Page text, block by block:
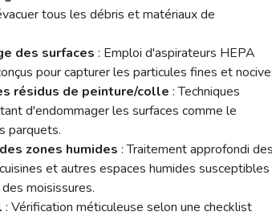
essentielles suivies par nos équipes
gravats: Utilisation d'un camion-benne certifié
tous les débris et matériaux de
des surfaces: Emploi d'aspirateurs HEPA
pour capturer les particules fines et nocives.
résidus de peinture/colle: Techniques
d'endommager les surfaces comme le
parquets.
zones humides: Traitement approfondi des